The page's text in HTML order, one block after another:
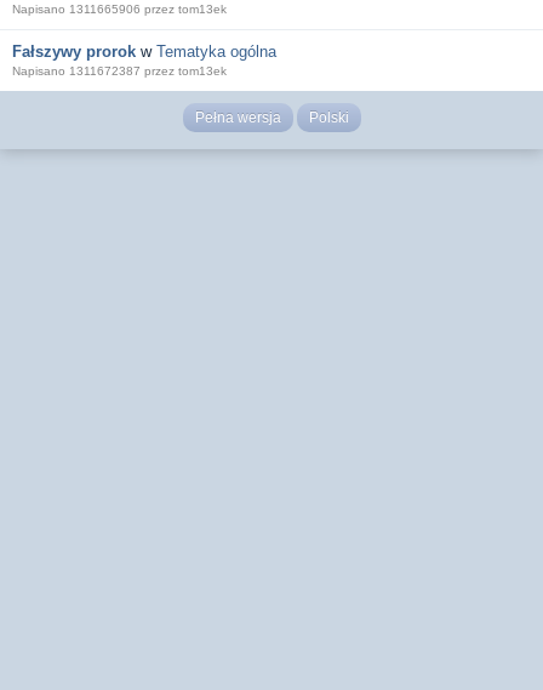
Napisano 1311665906 przez tom13ek
Fałszywy prorok w Tematyka ogólna
Napisano 1311672387 przez tom13ek
Pełna wersja Polski